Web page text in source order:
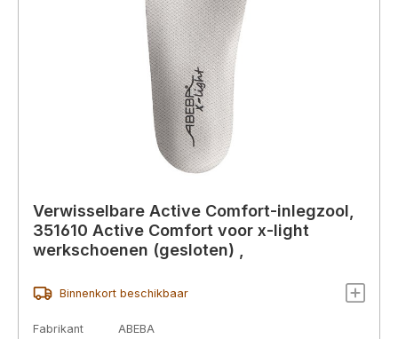
Verwisselbare Active Comfort-inlegzool,
351610 Active Comfort voor x-light
werkschoenen (gesloten) ,
Binnenkort beschikbaar
Fabrikant
ABEBA